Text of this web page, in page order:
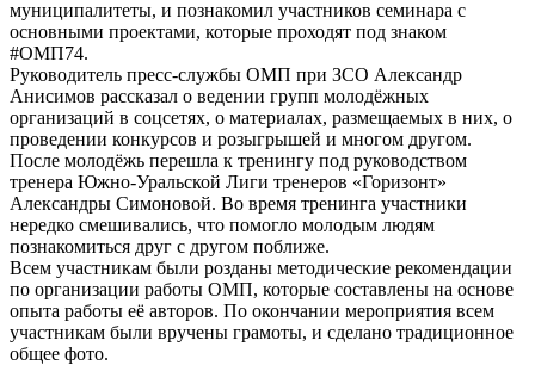
муниципалитеты, и познакомил участников семинара с
основными проектами, которые проходят под знаком
#ОМП74.
Руководитель пресс-службы ОМП при ЗСО Александр
Анисимов рассказал о ведении групп молодёжных
организаций в соцсетях, о материалах, размещаемых в них, о
проведении конкурсов и розыгрышей и многом другом.
После молодёжь перешла к тренингу под руководством
тренера Южно-Уральской Лиги тренеров «Горизонт»
Александры Симоновой. Во время тренинга участники
нередко смешивались, что помогло молодым людям
познакомиться друг с другом поближе.
Всем участникам были розданы методические рекомендации
по организации работы ОМП, которые составлены на основе
опыта работы её авторов. По окончании мероприятия всем
участникам были вручены грамоты, и сделано традиционное
общее фото.